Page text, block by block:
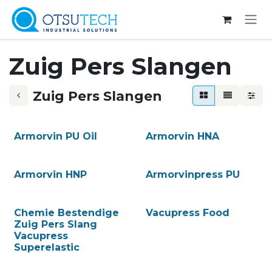
Overslaan naar inhoud
Zuig Pers Slangen
Zuig Pers Slangen
Armorvin PU Oil Armorvin HNA
Armorvin HNP Armorvinpress PU
Chemie Bestendige
Zuig Pers Slang
Vacupress
Superelastic
Vacupress Food